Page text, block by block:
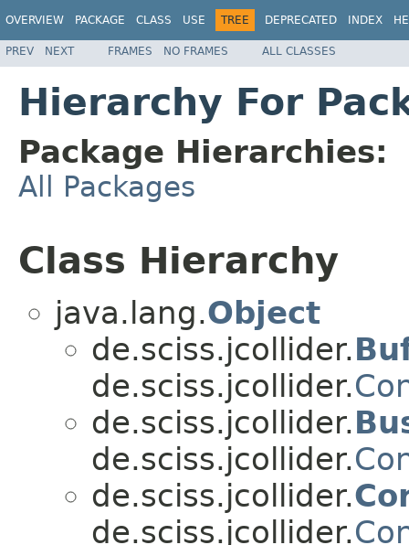
OVERVIEW PACKAGE CLASS USE TREE DEPRECATED INDEX
PREV NEXT FRAMES NO FRAMES ALL CLASSES
Hierarchy For
Package Hierarchies:
All Packages
Class Hierarchy
java.lang.Object
de.sciss.jcollider.
de.sciss.jcollider.
de.sciss.jcollider.
de.sciss.jcollider.
de.sciss.jcollider.
de.sciss.jcollider.